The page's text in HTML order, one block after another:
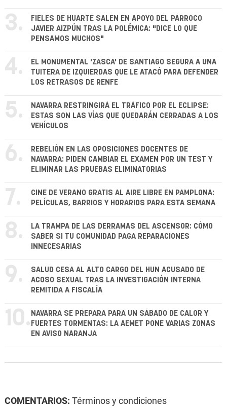
3.
FIELES DE HUARTE SALEN EN APOYO DEL PÁRROCO
JAVIER AIZPÚN TRAS LA POLÉMICA: "DICE LO QUE
PENSAMOS MUCHOS"
4.
EL MONUMENTAL 'ZASCA' DE SANTIAGO SEGURA A UNA
TUITERA DE IZQUIERDAS QUE LE ATACÓ PARA DEFENDER
LOS RETRASOS DE RENFE
5.
NAVARRA RESTRINGIRÁ EL TRÁFICO POR EL ECLIPSE:
ESTAS SON LAS VÍAS QUE QUEDARÁN CERRADAS A LOS
VEHÍCULOS
6.
REBELIÓN EN LAS OPOSICIONES DOCENTES DE
NAVARRA: PIDEN CAMBIAR EL EXAMEN POR UN TEST Y
ELIMINAR LAS PRUEBAS ELIMINATORIAS
7.
CINE DE VERANO GRATIS AL AIRE LIBRE EN PAMPLONA:
PELÍCULAS, BARRIOS Y HORARIOS PARA ESTA SEMANA
8.
LA TRAMPA DE LAS DERRAMAS DEL ASCENSOR: CÓMO
SABER SI TU COMUNIDAD PAGA REPARACIONES
INNECESARIAS
9.
SALUD CESA AL ALTO CARGO DEL HUN ACUSADO DE
ACOSO SEXUAL TRAS LA INVESTIGACIÓN INTERNA
REMITIDA A FISCALÍA
10. NAVARRA SE PREPARA PARA UN SÁBADO DE CALOR Y
FUERTES TORMENTAS: LA AEMET PONE VARIAS ZONAS
EN AVISO NARANJA
COMENTARIOS: Términos y condiciones